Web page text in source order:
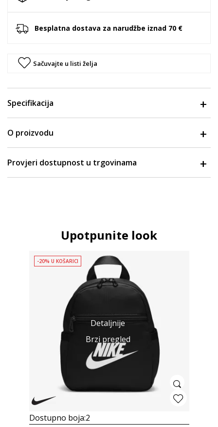
Besplatna dostava za narudžbe iznad 70 €
Sačuvajte u listi želja
Specifikacija
O proizvodu
Provjeri dostupnost u trgovinama
Upotpunite look
Detaljnije
Brzi pregled
-20% U KOŠARICI
Dostupno boja:2